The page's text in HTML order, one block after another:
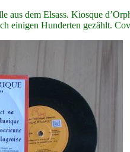
aus dem Elsass. Kiosque
einigen Hunderten gezählt.